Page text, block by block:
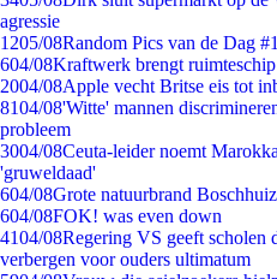
agressie
1205/08Random Pics van de Dag
604/08Kraftwerk brengt
2004/08Apple vecht Britse eis tot
8104/08'Witte' mannen
probleem
3004/08Ceuta-leider noemt
'gruweldaad'
604/08Grote natuurbrand
604/08FOK! was even down
4104/08Regering VS geeft scholen
verbergen voor ouders ultimatum